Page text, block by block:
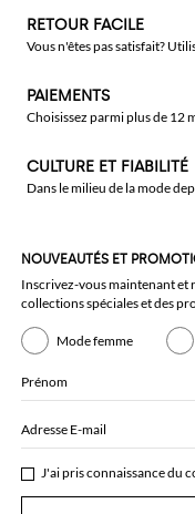
RETOUR FACILE
Vous n'êtes pas satisfait?
PAIEMENTS
Choisissez parmi plus de 12
CULTURE ET FIABILITÉ
Dans le milieu de la mode
NOUVEAUTÉS ET
Inscrivez-vous maintenant et
collections spéciales et des
Mode femme
Prénom
Adresse E-mail
J'ai pris connaissance du